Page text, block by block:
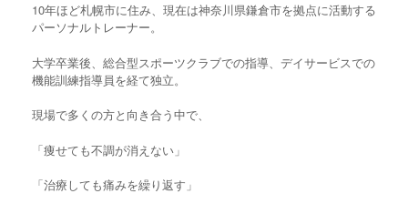
10年ほど札幌市に住み、現在は神奈川県鎌倉市を拠点に活動する
パーソナルトレーナー。
大学卒業後、総合型スポーツクラブでの指導、デイサービスでの
機能訓練指導員を経て独立。
現場で多くの方と向き合う中で、
「痩せても不調が消えない」
「治療しても痛みを繰り返す」